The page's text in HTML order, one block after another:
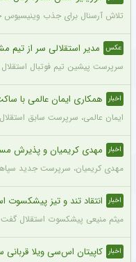
تلاش آرسنال برای جذب وینیسیوس
عکس مدیر استقلالی سر از
سرپرست پیشین تیم فوتبال
اخبار همکاری ایمان عالمی با
ایمان عالمی، سرپرست سابق
اخبار مهدی کریمیان و پذیرش
مهدی کریمیان، سرپرست جدید
اخبار انتقاد تند و تیز پیشکسوت
میثم منیعی پیشکسوت استقلال گفت
اخبار کاپیتان اس‌سی ویلا